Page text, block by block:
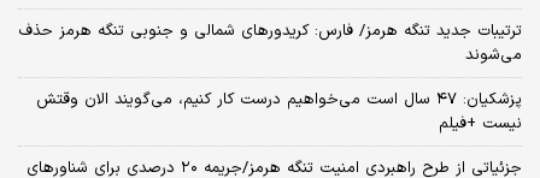
ترتیبات جدید تنگه هرمز/ فارس: کریدورهای شمالی و جنوبی تنگه هرمز حذف
می‌شوند
پزشکیان: ۴۷ سال است می‌خواهیم درست کار کنیم، می‌گویند الان وقتش
نیست +فیلم
جزئیاتی از طرح راهبردی امنیت تنگه هرمز/جریمه ۲۰ درصدی برای شناورهای